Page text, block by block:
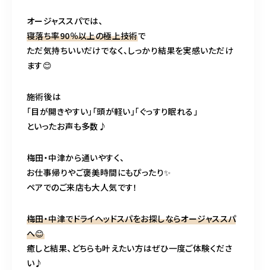
オージャススパでは、
寝落ち率90％以上の極上技術で
ただ気持ちいいだけでなく、しっかり結果を実感いただけ
ます😊
施術後は
「目が開きやすい」「頭が軽い」「ぐっすり眠れる」
といったお声も多数♪
梅田・中津から通いやすく、
お仕事帰りやご褒美時間にもぴったり✨
ペアでのご来店も大人気です！
梅田・中津でドライヘッドスパをお探しならオージャススパ
へ😊
癒しと結果、どちらも叶えたい方はぜひ一度ご体験くださ
い♪